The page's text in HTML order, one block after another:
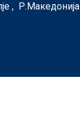
, Р.Македонија